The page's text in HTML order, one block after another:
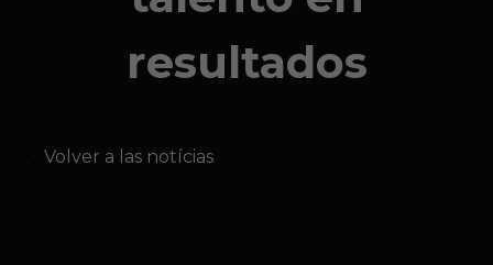
resultados
Volver a las notícias